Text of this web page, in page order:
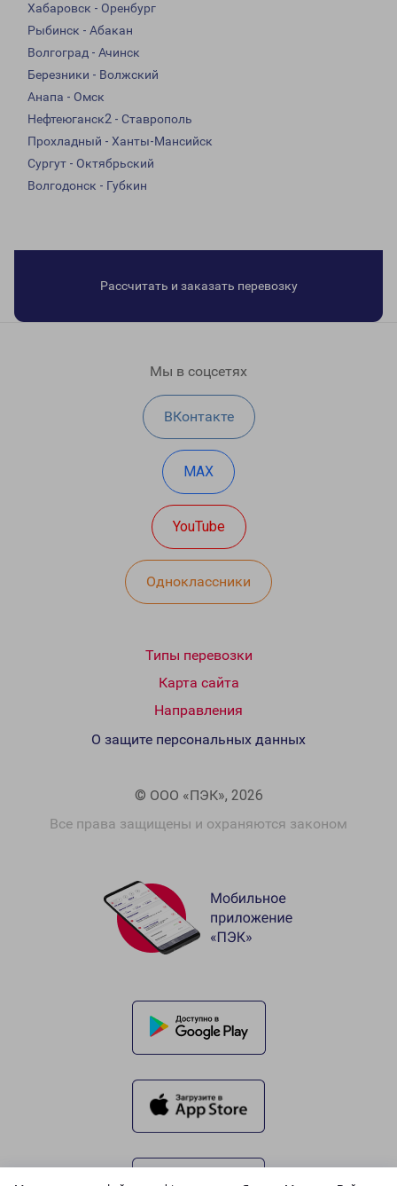
Хабаровск - Оренбург
Рыбинск - Абакан
Волгоград - Ачинск
Березники - Волжский
Анапа - Омск
Нефтеюганск2 - Ставрополь
Прохладный - Ханты-Мансийск
Сургут - Октябрьский
Волгодонск - Губкин
Рассчитать и заказать перевозку
Мы в соцсетях
ВКонтакте
MAX
YouTube
Одноклассники
Типы перевозки
Карта сайта
Направления
© ООО «ПЭК», 2026
Все права защищены и охраняются законом
О защите персональных данных